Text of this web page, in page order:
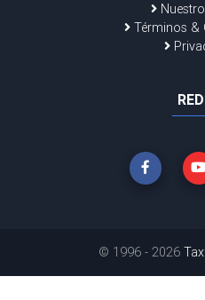
Términos &
© 1996 - 2026